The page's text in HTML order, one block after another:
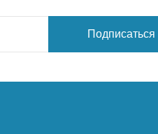
Подписаться